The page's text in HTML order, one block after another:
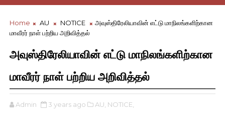
Home AU NOTICE
அவுஸ்திரேலியாவின் எட்டு மாநிலங்களிற்கான
மாவீரர் நாள் பற்றிய அறிவித்தல்
அவுஸ்திரேலியாவின் எட்டு மாநிலங்களிற்கான
மாவீரர் நாள் பற்றிய அறிவித்தல்
Admin 3 years ago AU, NOTICE,